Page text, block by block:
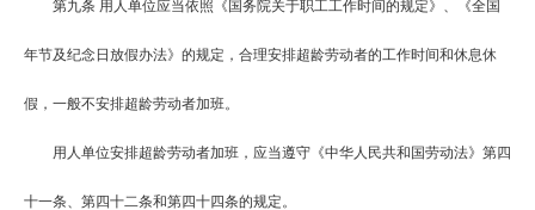
第九条 用人单位应当依照《国务院关于职工工作时间的规定》、《全国
年节及纪念日放假办法》的规定，合理安排超龄劳动者的工作时间和休息休
假，一般不安排超龄劳动者加班。
用人单位安排超龄劳动者加班，应当遵守《中华人民共和国劳动法》第四
十一条、第四十二条和第四十四条的规定。